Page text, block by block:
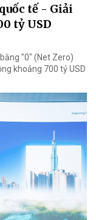
tế - Giải
tỷ USD
"0" (Net Zero)
khoảng 700 tỷ USD